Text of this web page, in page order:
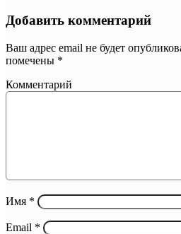
Добавить комментарий
Ваш адрес email не будет
помечены *
Комментарий
Имя *
Email *